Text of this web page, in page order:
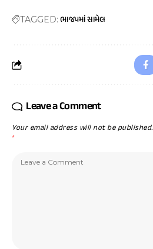
TAGGED: ભાજપમાં સામેલ
Leave a Comment
Your email address will not be published.
*